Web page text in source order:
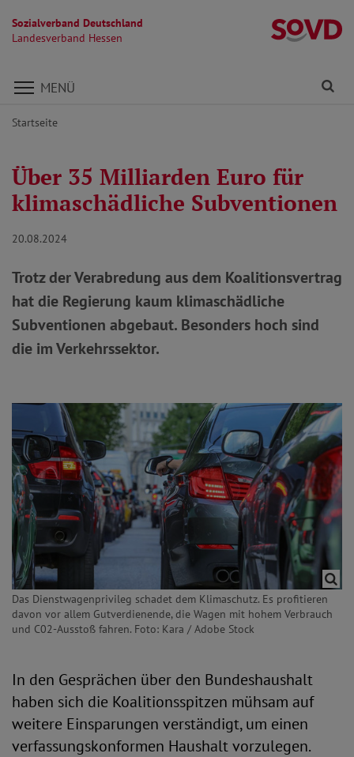
Sozialverband Deutschland
Landesverband Hessen
Direkt zu den Inhalten springen
MENÜ
Startseite
Über 35 Milliarden Euro für
klimaschädliche Subventionen
20.08.2024
Trotz der Verabredung aus dem Koalitionsvertrag
hat die Regierung kaum klimaschädliche
Subventionen abgebaut. Besonders hoch sind
die im Verkehrssektor.
Das Dienstwagenprivileg schadet dem Klimaschutz. Es profitieren
davon vor allem Gutverdienende, die Wagen mit hohem Verbrauch
und C02-Ausstoß fahren. Foto: Kara / Adobe Stock
In den Gesprächen über den Bundeshaushalt
haben sich die Koalitionsspitzen mühsam auf
weitere Einsparungen verständigt, um einen
verfassungskonformen Haushalt vorzulegen.